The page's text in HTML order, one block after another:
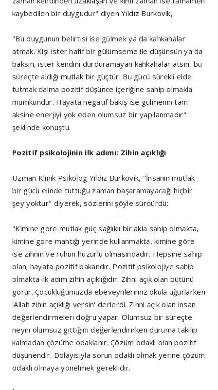
kaybedilen bir duygudur" diyen Yıldız Burkovik,
"Bu duygunun belirtisi ise gülmek ya da kahkahalar
atmak. Kişi ister hafif bir gülümseme ile düşünsün ya da
baksın, ister kendini durduramayan kahkahalar atsın, bu
süreçte aldığı mutlak bir güçtür. Bu gücü sürekli elde
tutmak daima pozitif düşünce içeriğine sahip olmakla
mümkündür. Hayata negatif bakış ise gülmenin tam
aksine enerjiyi yok eden olumsuz bir yapılanmadır"
şeklinde konuştu.
Pozitif psikolojinin ilk adımı: Zihin açıklığı
Uzman Klinik Psikolog Yıldız Burkovik, "İnsanın mutlak
bir gücü elinde tuttuğu zaman başaramayacağı hiçbir
şey yoktur" diyerek, sözlerini şöyle sürdürdü:
"Kimine göre mutlak güç sağlıklı bir akla sahip olmakta,
kimine göre mantığı yerinde kullanmakta, kimine göre
ise zihnin ve ruhun huzurlu olmasındadır. Hepsine sahip
olan; hayata pozitif bakandır. Pozitif psikolojiye sahip
olmakta ilk adım zihin açıklığıdır. Zihni açık olan bütünü
görür. Çocukluğumuzda ebeveynlerimiz okula uğurlarken
'Allah zihin açıklığı versin' derlerdi. Zihni açık olan insan
değerlendirmeleri doğru yapar. Olumsuz bir süreçte
neyin olumsuz gittiğini değerlendirirken duruma takılıp
kalmadan çözüme odaklanır. Çözüm odaklı olan pozitif
düşünendir. Dolayısıyla sorun odaklı olmak yerine çözüm
odaklı olmaya yönelmek gereklidir.